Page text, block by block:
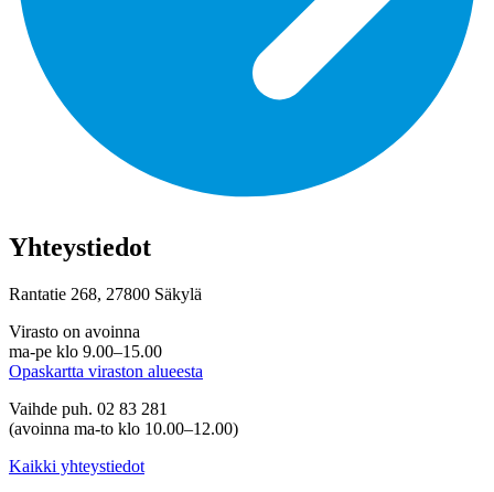
Yhteystiedot
Rantatie 268, 27800 Säkylä
Virasto on avoinna
ma-pe klo 9.00–15.00
Opaskartta viraston alueesta
Vaihde puh. 02 83 281
(avoinna ma-to klo 10.00–12.00)
Kaikki yhteystiedot